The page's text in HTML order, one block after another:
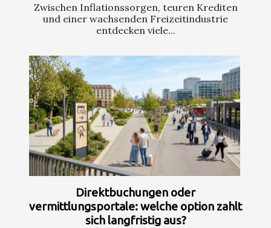
Zwischen Inflationssorgen, teuren Krediten
und einer wachsenden Freizeitindustrie
entdecken viele...
Direktbuchungen oder
vermittlungsportale: welche option zahlt
sich langfristig aus?